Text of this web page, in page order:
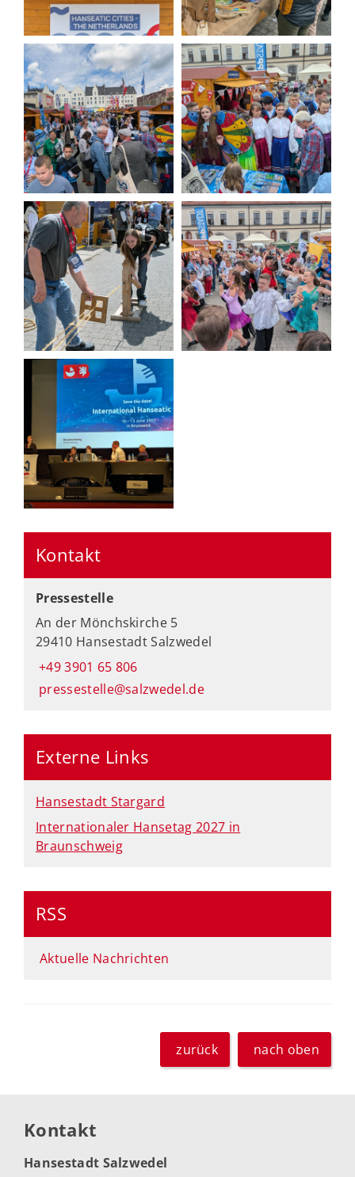
Kontakt
Pressestelle
An der Mönchskirche 5
29410 Hansestadt Salzwedel
+49 3901 65 806
pressestelle@salzwedel.de
Externe Links
Hansestadt Stargard
Internationaler Hansetag 2027 in
Braunschweig
RSS
Aktuelle Nachrichten
zurück nach oben
Kontakt
Hansestadt Salzwedel